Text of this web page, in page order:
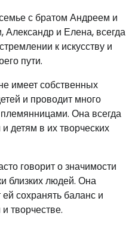
с братом Андреем и
Александр и Елена, всегда
к искусству и
пути.
имеет собственных
и проводит много
Она всегда
детям в их творческих
говорит о значимости
близких людей. Она
ей сохранять баланс и
творчестве.